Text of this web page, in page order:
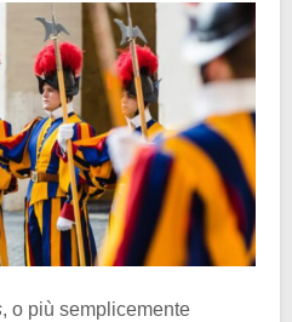
, o più semplicemente